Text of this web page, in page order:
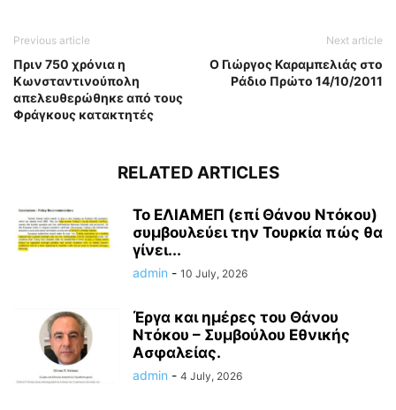
Previous article
Πριν 750 χρόνια η
Κωνσταντινούπολη
απελευθερώθηκε από τους
Φράγκους κατακτητές
Next article
Ο Γιώργος Καραμπελιάς στο
Ράδιο Πρώτο 14/10/2011
RELATED ARTICLES
Το ΕΛΙΑΜΕΠ (επί Θάνου Ντόκου)
συμβουλεύει την Τουρκία πώς θα
γίνει...
admin - 10 July, 2026
Έργα και ημέρες του Θάνου
Ντόκου – Συμβούλου Εθνικής
Ασφαλείας.
admin - 4 July, 2026